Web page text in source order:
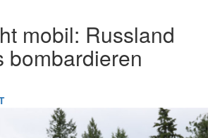
mobil: Russland
bombardieren